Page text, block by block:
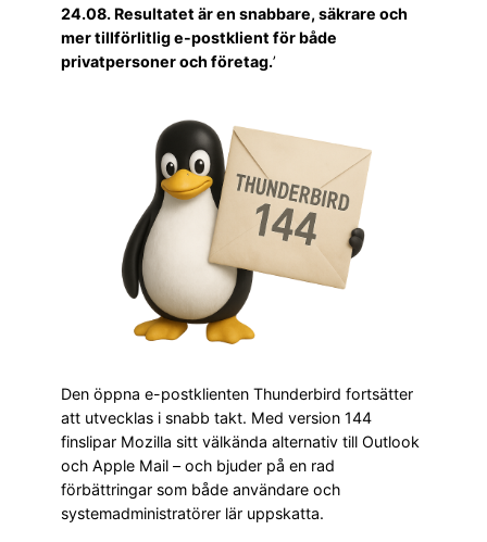
24.08. Resultatet är en snabbare, säkrare och
mer tillförlitlig e-postklient för både
privatpersoner och företag.’
Den öppna e-postklienten Thunderbird fortsätter
att utvecklas i snabb takt. Med version 144
finslipar Mozilla sitt välkända alternativ till Outlook
och Apple Mail – och bjuder på en rad
förbättringar som både användare och
systemadministratörer lär uppskatta.